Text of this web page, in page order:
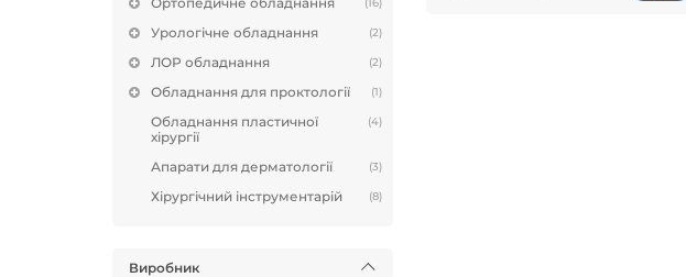
Урологічне обладнання (2)
ЛОР обладнання (2)
Обладнання для проктології (1)
Обладнання пластичної
хірургії
(4)
Апарати для дерматології (3)
Хірургічний інструментарій (8)
Виробник